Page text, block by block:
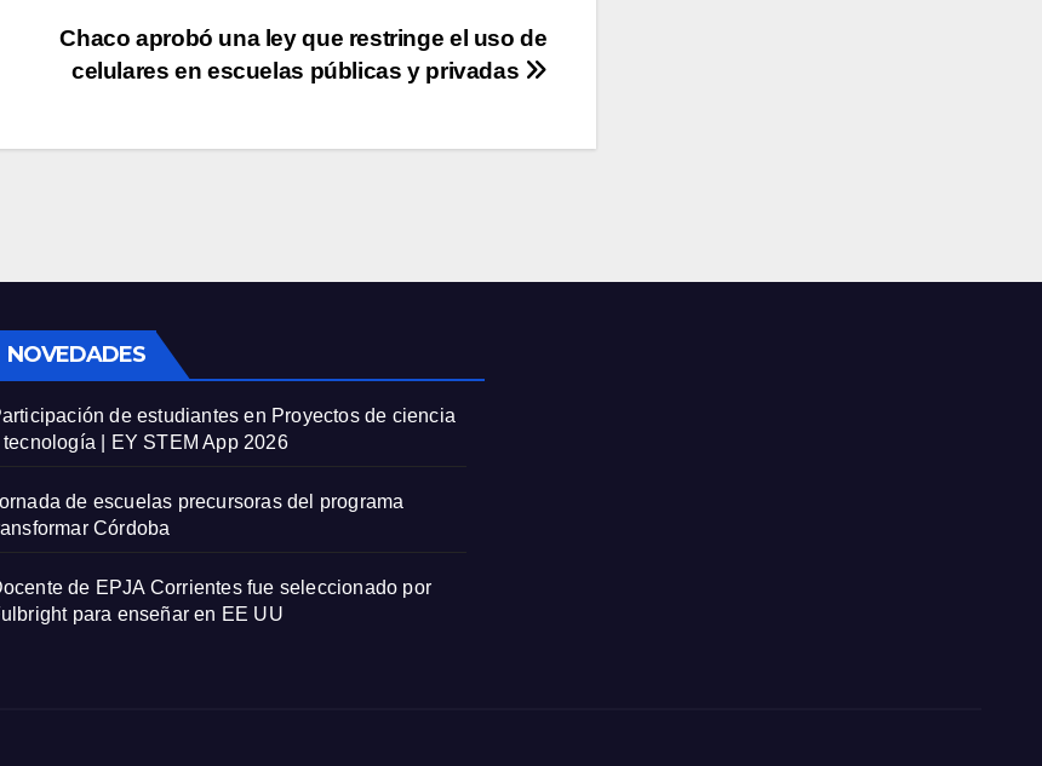
Chaco aprobó una ley que restringe el uso de
celulares en escuelas públicas y privadas
NOVEDADES
de estudiantes en Proyectos de ciencia
tecnología | EY STEM App 2026
de escuelas precursoras del programa
Córdoba
de EPJA Corrientes fue seleccionado por
para enseñar en EE UU